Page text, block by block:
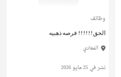
وظائف
الحق!!!!!! فرصه ذهبيه
المعادي
نشر في 25 مايو 2026